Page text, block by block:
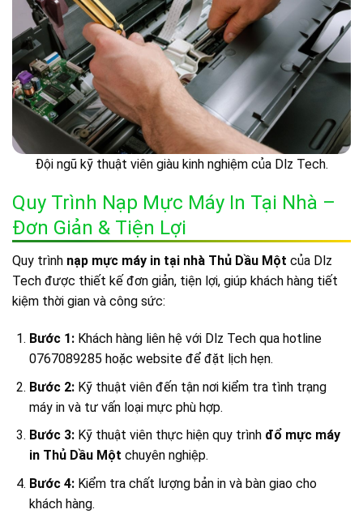
Đội ngũ kỹ thuật viên giàu kinh nghiệm của Dlz Tech.
Quy Trình Nạp Mực Máy In Tại Nhà –
Đơn Giản & Tiện Lợi
Quy trình nạp mực máy in tại nhà Thủ Dầu Một của Dlz
Tech được thiết kế đơn giản, tiện lợi, giúp khách hàng tiết
kiệm thời gian và công sức:
Bước 1:Khách hàng liên hệ với Dlz Tech qua hotline
0767089285 hoặc website để đặt lịch hẹn.
Bước 2:Kỹ thuật viên đến tận nơi kiểm tra tình trạng
máy in và tư vấn loại mực phù hợp.
Bước 3:Kỹ thuật viên thực hiện quy trình đổ mực máy
in Thủ Dầu Một chuyên nghiệp.
Bước 4:Kiểm tra chất lượng bản in và bàn giao cho
khách hàng.